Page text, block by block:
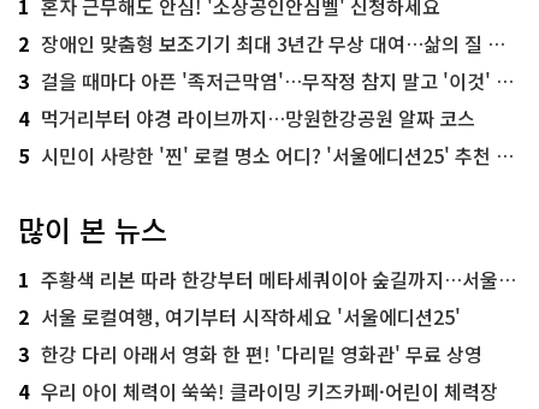
2 장애인 맞춤형 보조기기 최대 3년간 무상 대여…삶의 질 높인다
3 걸을 때마다 아픈 '족저근막염'…무작정 참지 말고 '이것' 해보세요!
4 먹거리부터 야경 라이브까지…망원한강공원 알짜 코스
5 시민이 사랑한 '찐' 로컬 명소 어디? '서울에디션25' 추천 코스
많이 본 뉴스
1 주황색 리본 따라 한강부터 메타세쿼이아 숲길까지…서울둘레길 15코스
2 서울 로컬여행, 여기부터 시작하세요 '서울에디션25'
3 한강 다리 아래서 영화 한 편! '다리밑 영화관' 무료 상영
4 우리 아이 체력이 쑥쑥! 클라이밍 키즈카페·어린이 체력장